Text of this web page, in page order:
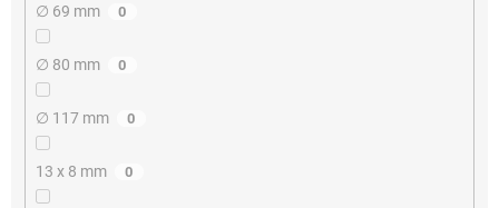
∅ 69 mm 0
∅ 80 mm 0
∅ 117 mm 0
13 x 8 mm 0